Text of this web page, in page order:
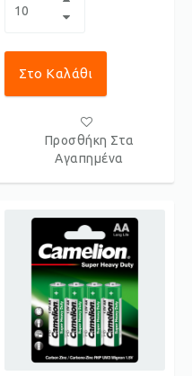
Στο Καλάθι
Προσθήκη Στα
Αγαπημένα